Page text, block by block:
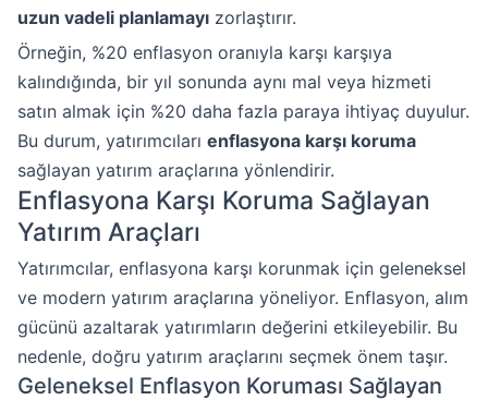
uzun vadeli planlamayı zorlaştırır.
Örneğin, %20 enflasyon oranıyla karşı karşıya
kalındığında, bir yıl sonunda aynı mal veya hizmeti
satın almak için %20 daha fazla paraya ihtiyaç duyulur.
Bu durum, yatırımcıları enflasyona karşı koruma
sağlayan yatırım araçlarına yönlendirir.
Enflasyona Karşı Koruma Sağlayan
Yatırım Araçları
Yatırımcılar, enflasyona karşı korunmak için geleneksel
ve modern yatırım araçlarına yöneliyor. Enflasyon, alım
gücünü azaltarak yatırımların değerini etkileyebilir. Bu
nedenle, doğru yatırım araçlarını seçmek önem taşır.
Geleneksel Enflasyon Koruması Sağlayan